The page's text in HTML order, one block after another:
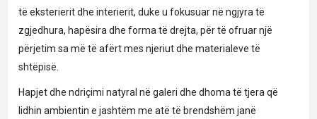
të eksterierit dhe interierit, duke u fokusuar në ngjyra të
zgjedhura, hapësira dhe forma të drejta, për të ofruar një
përjetim sa më të afërt mes njeriut dhe materialeve të
shtëpisë.
Hapjet dhe ndriçimi natyral në galeri dhe dhoma të tjera që
lidhin ambientin e jashtëm me atë të brendshëm janë